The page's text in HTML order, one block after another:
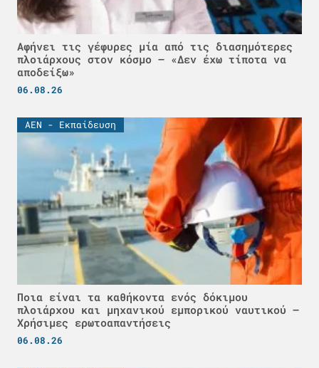
Αφήνει τις γέφυρες μία από τις διασημότερες
πλοιάρχους στον κόσμο – «Δεν έχω τίποτα να
αποδείξω»
06.08.26
ΑΕΝ - Εκπαίδευση
Ποια είναι τα καθήκοντα ενός δόκιμου
πλοιάρχου και μηχανικού εμπορικού ναυτικού –
Χρήσιμες ερωτοαπαντήσεις
06.08.26